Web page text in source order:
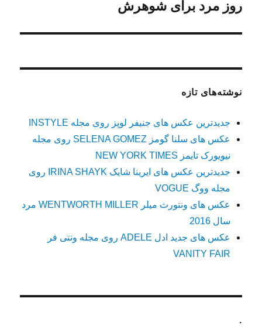
بعدی:
روز مرد برای شوهرش
نوشته‌های تازه
جدیدترین عکس های جنیفر لوپز روی مجله INSTYLE
عکس های سلنا گومز SELENA GOMEZ روی مجله
نیویورک تایمز NEW YORK TIMES
جدیدترین عکس های ایرینا شایک IRINA SHAYK روی
مجله ووگ VOGUE
عکس های ونتورث میلر WENTWORTH MILLER مرد
سال 2016
عکس های جدید ادل ADELE روی مجله ونتی فر
VANITY FAIR
.